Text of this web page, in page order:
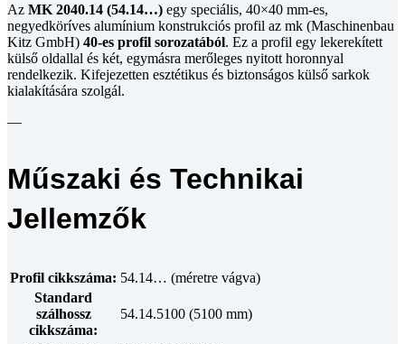
Az MK 2040.14 (54.14…) egy speciális, 40×40 mm-es,
negyedköríves alumínium konstrukciós profil az mk (Maschinenbau
Kitz GmbH) 40-es profil sorozatából. Ez a profil egy lekerekített
külső oldallal és két, egymásra merőleges nyitott horonnyal
rendelkezik. Kifejezetten esztétikus és biztonságos külső sarkok
kialakítására szolgál.
—
Műszaki és Technikai
Jellemzők
Profil cikkszáma: 54.14… (méretre vágva)
Standard
szálhossz
cikkszáma:
54.14.5100 (5100 mm)